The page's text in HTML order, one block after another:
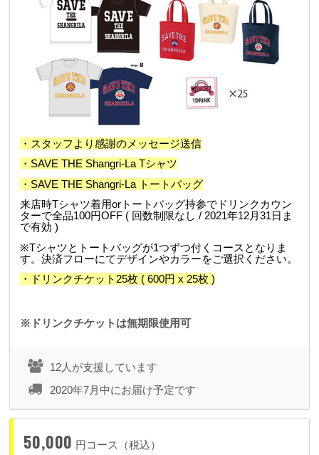
・スタッフより感謝のメッセージ送信
・SAVE THE Shangri-La Tシャツ
・SAVE THE Shangri-La トートバッグ
来店時Tシャツ着用orトートバッグ持参でドリンクカウン
ターで全品100円OFF ( 回数制限なし / 2021年12月31日ま
で有効 )
※Tシャツとトートバッグが1つずつ付くコースとなりま
す。 決済フローにてデザインやカラーをご選択ください。
・ドリンクチケット25枚 ( 600円 x 25枚 )
※ドリンクチケットは無期限使用可
12人が支援しています
2020年7月中にお届け予定です
50,000 円コース（税込）